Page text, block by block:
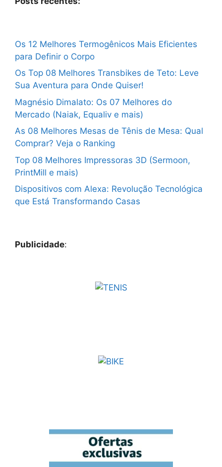
Os 12 Melhores Termogênicos Mais Eficientes
para Definir o Corpo
Os Top 08 Melhores Transbikes de Teto: Leve
Sua Aventura para Onde Quiser!
Magnésio Dimalato: Os 07 Melhores do
Mercado (Naiak, Equaliv e mais)
As 08 Melhores Mesas de Tênis de Mesa: Qual
Comprar? Veja o Ranking
Top 08 Melhores Impressoras 3D (Sermoon,
PrintMill e mais)
Dispositivos com Alexa: Revolução Tecnológica
que Está Transformando Casas
Publicidade: